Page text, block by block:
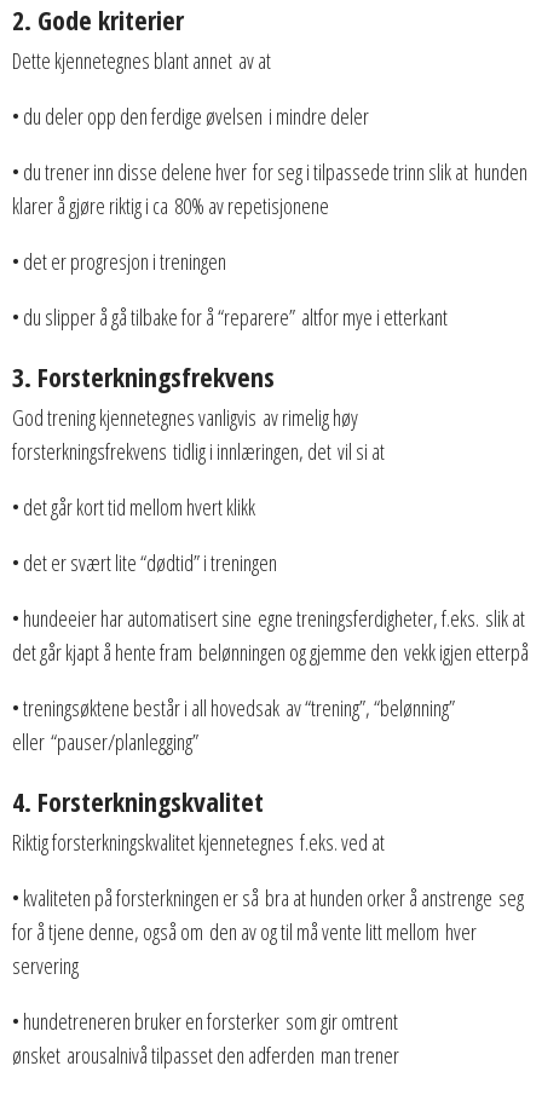
2. Gode kriterier
Dette kjennetegnes blant annet av at
• du deler opp den ferdige øvelsen i mindre deler
• du trener inn disse delene hver for seg i tilpassede trinn slik at hunden
klarer å gjøre riktig i ca 80% av repetisjonene
• det er progresjon i treningen
• du slipper å gå tilbake for å “reparere” altfor mye i etterkant
3. Forsterkningsfrekvens
God trening kjennetegnes vanligvis av rimelig høy
forsterkningsfrekvens tidlig i innlæringen, det vil si at
• det går kort tid mellom hvert klikk
• det er svært lite “dødtid” i treningen
• hundeeier har automatisert sine egne treningsferdigheter, f.eks. slik at
det går kjapt å hente fram belønningen og gjemme den vekk igjen etterpå
• treningsøktene består i all hovedsak av “trening”, “belønning”
eller “pauser/planlegging”
4. Forsterkningskvalitet
Riktig forsterkningskvalitet kjennetegnes f.eks. ved at
• kvaliteten på forsterkningen er så bra at hunden orker å anstrenge seg
for å tjene denne, også om den av og til må vente litt mellom hver
servering
• hundetreneren bruker en forsterker som gir omtrent
ønsket arousalnivå tilpasset den adferden man trener